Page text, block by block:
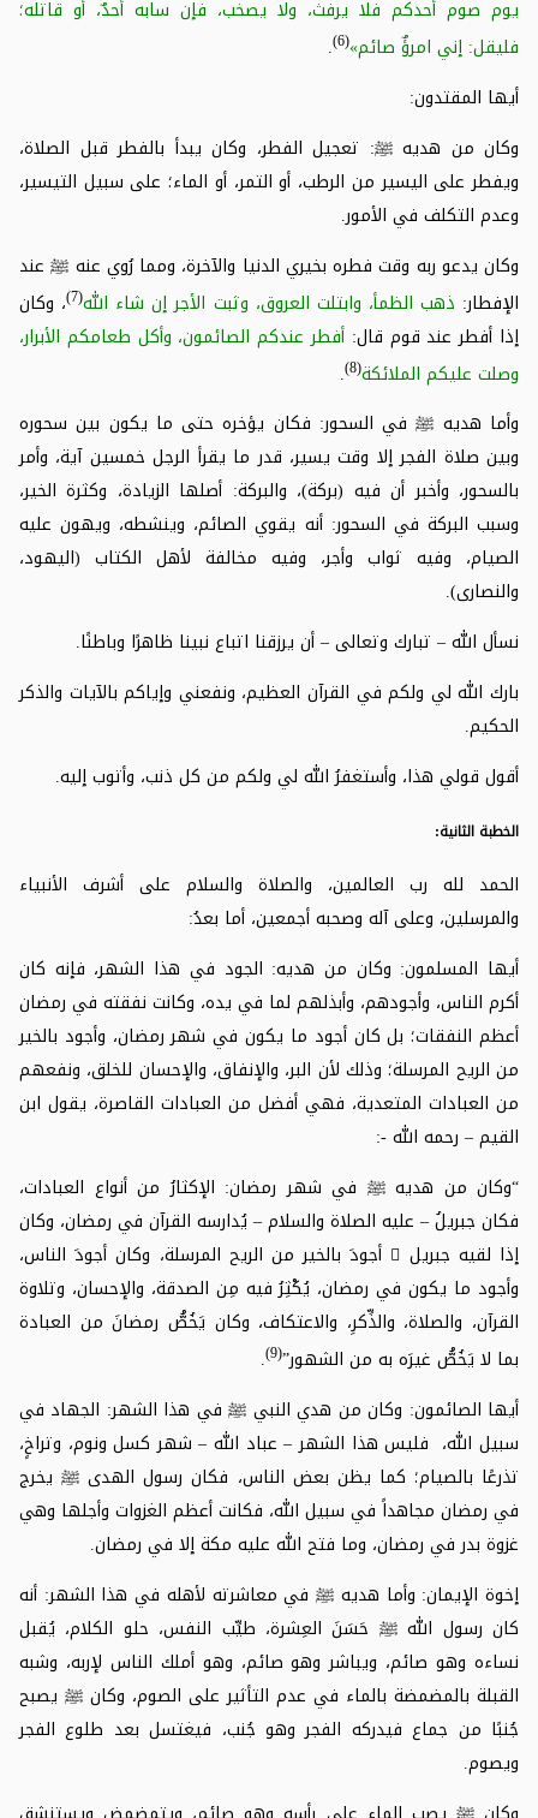
يوم صوم أحدكم فلا يرفث، ولا يصخب، فإن سابه أحدٌ، أو قاتله؛
فليقل: إني امرؤٌ صائم»(6)
.
أيها المقتدون:
وكان من هديهﷺ: تعجيل الفطر، وكان يبدأ بالفطر قبل الصلاة،
ويفطر على اليسير من الرطب، أو التمر، أو الماء؛ على سبيل التيسير،
وعدم التكلف في الأمور.
وكان يدعو ربه وقت فطره بخيري الدنيا والآخرة، ومما رُوي عنه ﷺعند
الإفطار: ذهب الظمأ، وابتلت العروق، وثبت الأجر إن شاء الله(7) ، وكان
إذا أفطر عند قوم قال: أفطر عندكم الصائمون، وأكل طعامكم الأبرار،
وصلت عليكم الملائكة(8)
.
وأما هديه ﷺفي السحور: فكان يؤخره حتى ما يكون بين سحوره
وبين صلاة الفجر إلا وقت يسير، قدر ما يقرأ الرجل خمسين آية، وأمر
بالسحور، وأخبر أن فيه (بركة)، والبركة: أصلها الزيادة، وكثرة الخير،
وسبب البركة في السحور: أنه يقوي الصائم، وينشطه، ويهون عليه
الصيام، وفيه ثواب وأجر، وفيه مخالفة لأهل الكتاب (اليهود،
والنصارى).
نسأل الله – تبارك وتعالى – أن يرزقنا اتباع نبينا ظاهرًا وباطنًا.
بارك الله لي ولكم في القرآن العظيم، ونفعني وإياكم بالآيات والذكر
الحكيم.
أقول قولي هذا، وأستغفرُ الله لي ولكم من كل ذنب، وأتوب إليه.
الخطبة الثانية:
الحمد لله رب العالمين، والصلاة والسلام على أشرف الأنبياء
والمرسلين، وعلى آله وصحبه أجمعين، أما بعدُ:
أيها المسلمون: وكان من هديه: الجود في هذا الشهر، فإنه كان
أكرم الناس، وأجودهم، وأبذلهم لما في يده، وكانت نفقته في رمضان
أعظم النفقات؛ بل كان أجود ما يكون في شهر رمضان، وأجود بالخير
من الريح المرسلة؛ وذلك لأن البر، والإنفاق، والإحسان للخلق، ونفعهم
من العبادات المتعدية، فهي أفضل من العبادات القاصرة، يقول ابن
القيم – رحمه الله -:
“وكان من هديهﷺ في شهر رمضان: الإكثارُ من أنواع العبادات،
فكان جبريلُ – عليه الصلاة والسلام – يُدارسه القرآن في رمضان، وكان
إذا لقيه جبريل  أجودَ بالخير من الريح المرسلة، وكان أجودَ الناس،
وأجود ما يكون في رمضان، يُكْثِرُ فيه مِن الصدقة، والإحسان، وتلاوة
القرآن، والصلاة، والذِّكرِ، والاعتكاف، وكان يَخُصُّ رمضانَ من العبادة
بما لا يَخُصُّ غيرَه به من الشهور”(9)
.
أيها الصائمون: وكان من هدي النبي ﷺفي هذا الشهر: الجهاد في
سبيل الله، فليس هذا الشهر – عباد الله – شهر كسل ونوم، وتراخٍ،
تذرعًا بالصيام؛ كما يظن بعض الناس، فكان رسول الهدى ﷺيخرج
في رمضان مجاهداً في سبيل الله، فكانت أعظم الغزوات وأجلها وهي
غزوة بدر في رمضان، وما فتح الله عليه مكة إلا في رمضان.
إخوة الإيمان: وأما هديه ﷺفي معاشرته لأهله في هذا الشهر: أنه
كان رسول اللهﷺ حَسَنَ العِشرة، طيِّب النفس، حلو الكلام، يُقبل
نساءه وهو صائم، ويباشر وهو صائم، وهو أملك الناس لإربه، وشبه
القبلة بالمضمضة بالماء في عدم التأثير على الصوم، وكان ﷺ يصبح
جُنبًا من جماع فيدركه الفجر وهو جُنب، فيغتسل بعد طلوع الفجر
ويصوم.